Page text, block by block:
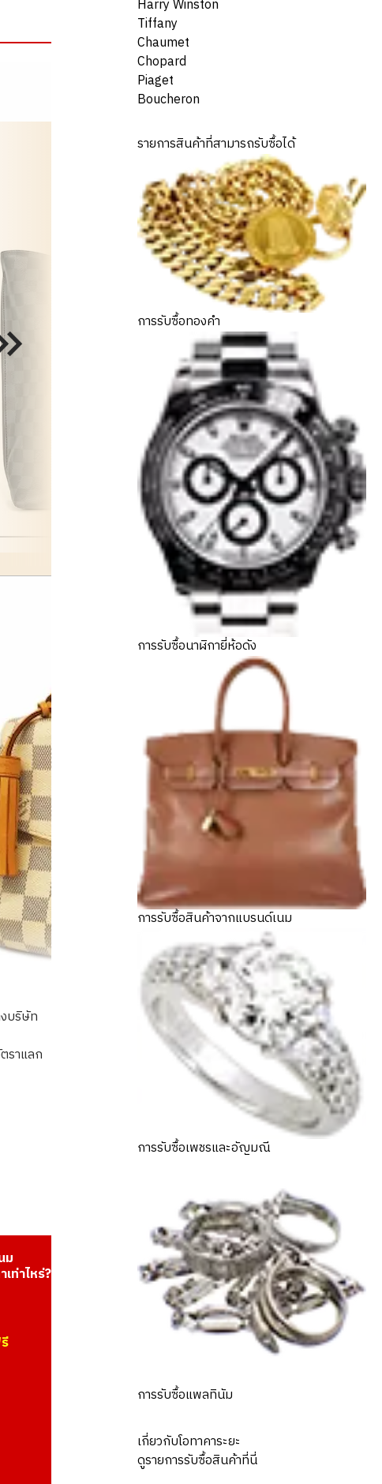
kaba
Damier Azur Croisette Handbag PVC White N41581
บริษัท
ราแลก
ม
ท่าไหร่?
Harry Winston
Tiffany
Chaumet
Chopard
Piaget
Boucheron
รายการสินค้าที่สามารถรับซื้อได้
การรับซื้อทองคำ
การรับซื้อนาฬิกายี่ห้อดัง
การรับซื้อสินค้าจากแบรนด์เนม
การรับซื้อเพชรและอัญมณี
การรับซื้อแพลทินัม
เกี่ยวกับโอทาคาระยะ
ดูรายการรับซื้อสินค้าที่นี่